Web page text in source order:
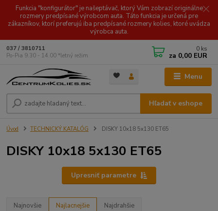
Funkcia "konfigurátor" je našeptávač, ktorý Vám zobrazí originálne
rozmery predpísané výrobcom auta. Táto funkcia je určená pre
zákazníkov, ktorí preferujú iba predpísané rozmery kolies, ktoré uvádza
výrobca auta.
Menu
Hľadať v eshope
037 / 3810711
Po-Pia 9.30 - 14.00 *letný režim
0 ks
za 0,00 EUR
Úvod TECHNICKÝ KATALÓG DISKY 10x18 5x130 ET65
DISKY 10x18 5x130 ET65
Upresniť parametre
Najnovšie Najlacnejšie Najdrahšie